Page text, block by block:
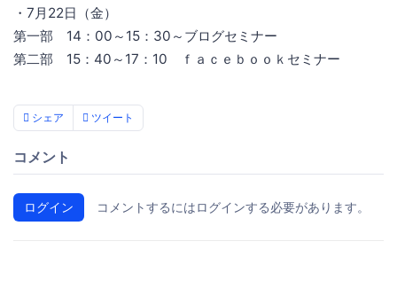
・7月22日（金）
第一部 14：00～15：30～ブログセミナー
第二部 15：40～17：10 ｆａｃｅｂｏｏｋセミナー
シェア ツイート
コメント
ログイン コメントするにはログインする必要があります。